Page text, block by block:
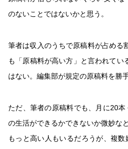
のないことではないかと思う。
筆者は収入のうちで原稿料が占める
も「原稿料が高い方」と言われてい
はない。編集部が規定の原稿料を勝
ただ、筆者の原稿料でも、月に20
の生活ができるかできないか微妙な
もっと高い人もいるだろうが、複